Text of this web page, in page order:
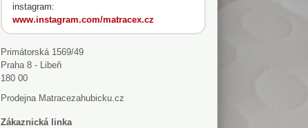
instagram:
www.instagram.com/matracex.cz
Primátorská 1569/49
Praha 8 - Libeň
180 00
Prodejna Matracezahubicku.cz
Zákaznická linka